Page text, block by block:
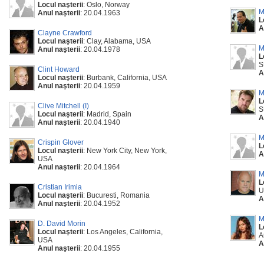
Locul naşterii: Oslo, Norway
Anul naşterii: 20.04.1963
Clayne Crawford
Locul naşterii: Clay, Alabama, USA
Anul naşterii: 20.04.1978
Clint Howard
Locul naşterii: Burbank, California, USA
Anul naşterii: 20.04.1959
Clive Mitchell (I)
Locul naşterii: Madrid, Spain
Anul naşterii: 20.04.1940
Crispin Glover
Locul naşterii: New York City, New York,
USA
Anul naşterii: 20.04.1964
Cristian Irimia
Locul naşterii: Bucuresti, Romania
Anul naşterii: 20.04.1952
D. David Morin
Locul naşterii: Los Angeles, California,
USA
Anul naşterii: 20.04.1955